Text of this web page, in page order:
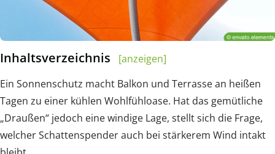
Inhaltsverzeichnis
[anzeigen]
Ein Sonnenschutz macht Balkon und Terrasse an heißen
Tagen zu einer kühlen Wohlfühloase. Hat das gemütliche
„Draußen“ jedoch eine windige Lage, stellt sich die Frage,
welcher Schattenspender auch bei stärkerem Wind intakt